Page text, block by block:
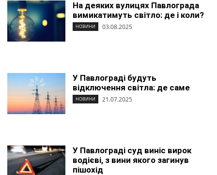
На деяких вулицях Павлограда
вимикатимуть світло: де і коли?
НОВИНИ 03.08.2025
У Павлограді будуть
відключення світла: де саме
НОВИНИ 21.07.2025
У Павлограді суд виніс вирок
водієві, з вини якого загинув
пішохід